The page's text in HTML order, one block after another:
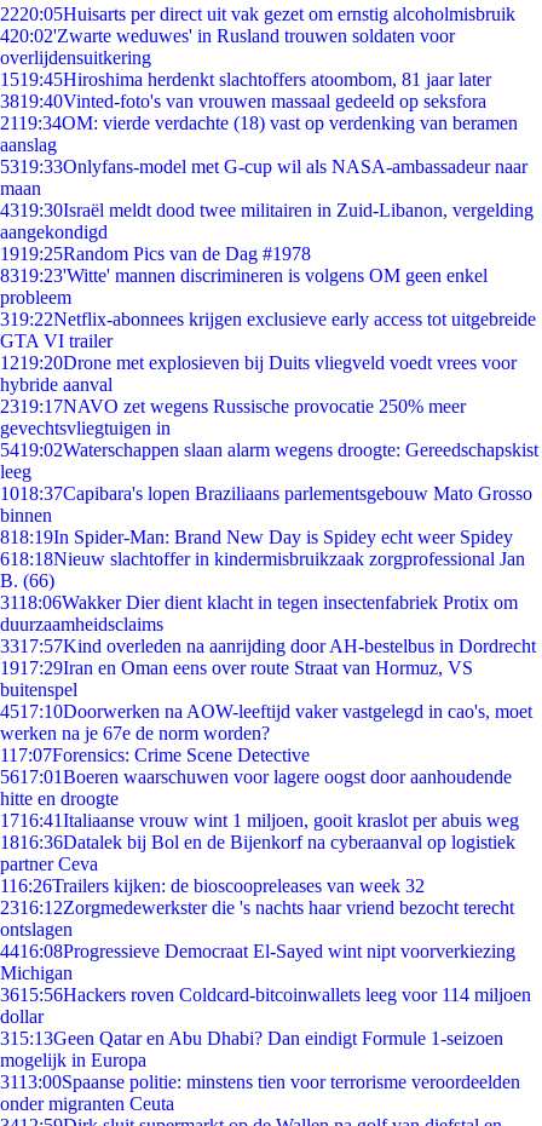
2220:05Huisarts per direct uit vak gezet om ernstig alcoholmisbruik
420:02'Zwarte weduwes' in Rusland trouwen soldaten voor
overlijdensuitkering
1519:45Hiroshima herdenkt slachtoffers atoombom, 81 jaar later
3819:40Vinted-foto's van vrouwen massaal gedeeld op seksfora
2119:34OM: vierde verdachte (18) vast op verdenking van beramen
aanslag
5319:33Onlyfans-model met G-cup wil als NASA-ambassadeur naar
maan
4319:30Israël meldt dood twee militairen in Zuid-Libanon, vergelding
aangekondigd
1919:25Random Pics van de Dag #1978
8319:23'Witte' mannen discrimineren is volgens OM geen enkel
probleem
319:22Netflix-abonnees krijgen exclusieve early access tot uitgebreide
GTA VI trailer
1219:20Drone met explosieven bij Duits vliegveld voedt vrees voor
hybride aanval
2319:17NAVO zet wegens Russische provocatie 250% meer
gevechtsvliegtuigen in
5419:02Waterschappen slaan alarm wegens droogte: Gereedschapskist
leeg
1018:37Capibara's lopen Braziliaans parlementsgebouw Mato Grosso
binnen
818:19In Spider-Man: Brand New Day is Spidey echt weer Spidey
618:18Nieuw slachtoffer in kindermisbruikzaak zorgprofessional Jan
B. (66)
3118:06Wakker Dier dient klacht in tegen insectenfabriek Protix om
duurzaamheidsclaims
3317:57Kind overleden na aanrijding door AH-bestelbus in Dordrecht
1917:29Iran en Oman eens over route Straat van Hormuz, VS
buitenspel
4517:10Doorwerken na AOW-leeftijd vaker vastgelegd in cao's, moet
werken na je 67e de norm worden?
117:07Forensics: Crime Scene Detective
5617:01Boeren waarschuwen voor lagere oogst door aanhoudende
hitte en droogte
1716:41Italiaanse vrouw wint 1 miljoen, gooit kraslot per abuis weg
1816:36Datalek bij Bol en de Bijenkorf na cyberaanval op logistiek
partner Ceva
116:26Trailers kijken: de bioscoopreleases van week 32
2316:12Zorgmedewerkster die 's nachts haar vriend bezocht terecht
ontslagen
4416:08Progressieve Democraat El-Sayed wint nipt voorverkiezing
Michigan
3615:56Hackers roven Coldcard-bitcoinwallets leeg voor 114 miljoen
dollar
315:13Geen Qatar en Abu Dhabi? Dan eindigt Formule 1-seizoen
mogelijk in Europa
3113:00Spaanse politie: minstens tien voor terrorisme veroordeelden
onder migranten Ceuta